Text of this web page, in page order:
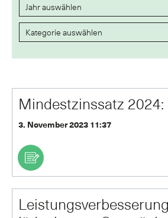
Mindestzinssatz 2024:
3. November 2023 11:37